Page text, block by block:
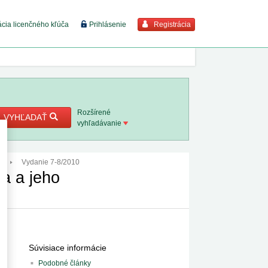
licenčného kľúča Prihlásenie Registrácia
viac
8. 2026
2. 8.
8. 2026
8. 2026
VYHĽADAŤ
Rozšírené
vyhľadávanie
Vydanie 7-8/2010
a jeho
Súvisiace informácie
Podobné články